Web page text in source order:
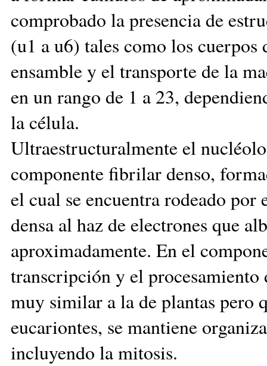
comprobado la presencia de
(u1 a u6) tales como los cuerpos
ensamble y el transporte de la
en un rango de 1 a 23,
la célula.
Ultraestructuralmente el
componente fibrilar denso,
el cual se encuentra rodeado
densa al haz de electrones que
aproximadamente. En el
transcripción y el
muy similar a la de plantas pero
eucariontes, se mantiene
incluyendo la mitosis.